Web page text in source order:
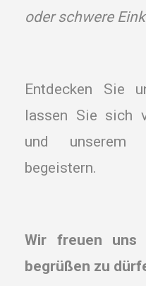
oder schwere
Entdecken Sie
lassen Sie sich
und unserem
begeistern.
Wir freuen uns
begrüßen zu